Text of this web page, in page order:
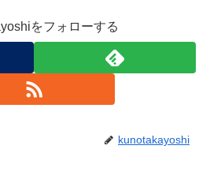
をフォローする
kunotakayoshi